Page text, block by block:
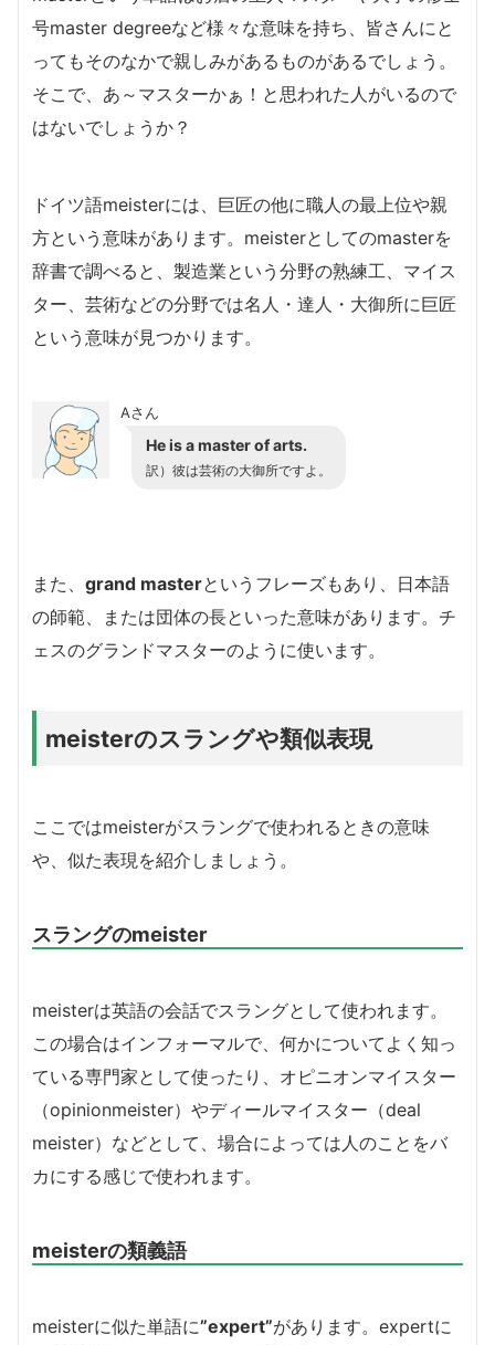
号master degreeなど様々な意味を持ち、皆さんにと
ってもそのなかで親しみがあるものがあるでしょう。
そこで、あ～マスターかぁ！と思われた人がいるので
はないでしょうか？
ドイツ語meisterには、巨匠の他に職人の最上位や親
方という意味があります。meisterとしてのmasterを
辞書で調べると、製造業という分野の熟練工、マイス
ター、芸術などの分野では名人・達人・大御所に巨匠
という意味が見つかります。
Aさん
He is a master of arts.
訳）彼は芸術の大御所ですよ。
また、 grand masterというフレーズもあり、日本語
の師範、または団体の長といった意味があります。チ
ェスのグランドマスターのように使います。
meisterのスラングや類似表現
ここではmeisterがスラングで使われるときの意味
や、似た表現を紹介しましょう。
スラングのmeister
meisterは英語の会話でスラングとして使われます。
この場合はインフォーマルで、何かについてよく知っ
ている専門家として使ったり、オピニオンマイスター
（opinionmeister）やディールマイスター（deal
meister）などとして、場合によっては人のことをバ
カにする感じで使われます。
meisterの類義語
meisterに似た単語に”expert”があります。expertに